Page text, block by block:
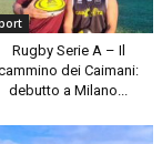
Rugby Serie A – Il
dei Caimani:
debutto a Milano...